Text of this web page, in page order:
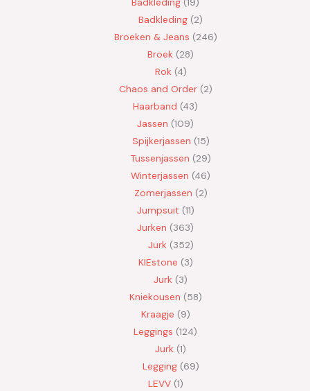
Badkleding 2
Broeken & Jeans 246
Broek 28
Rok 4
Chaos and Order 2
Haarband 43
Jassen 109
Spijkerjassen 15
Tussenjassen 29
Winterjassen 46
Zomerjassen 2
Jumpsuit 11
Jurken 363
Jurk 352
KIEstone 3
Jurk 3
Kniekousen 58
Kraagje 9
Leggings 124
Jurk 1
Legging 69
LEVV 1